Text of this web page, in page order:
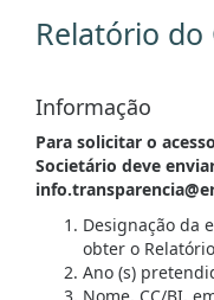
Relatório do
Informação
Para solicitar o
Societário deve
Designação da
obter o
Ano (s)